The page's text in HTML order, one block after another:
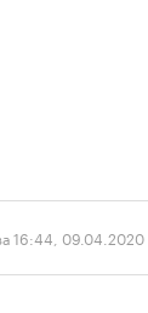
16:44, 09.04.2020